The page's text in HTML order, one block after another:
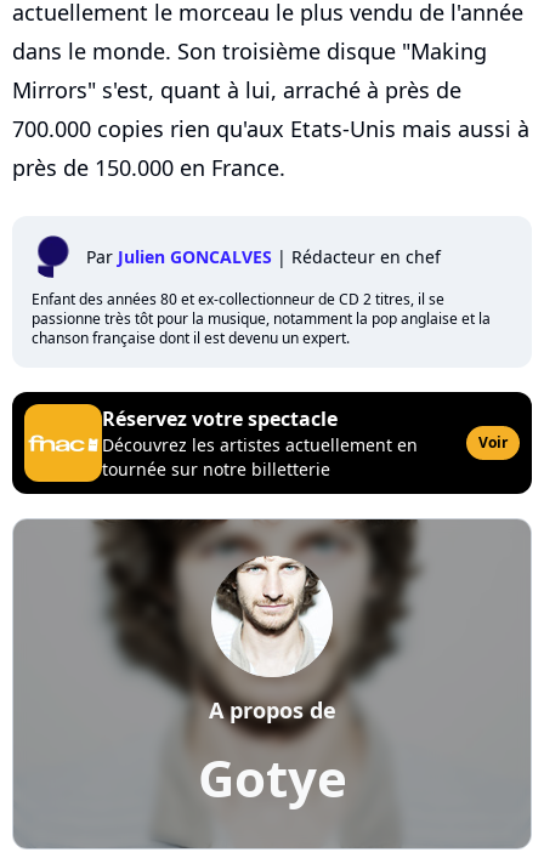
actuellement le morceau le plus vendu de l'année
dans le monde. Son troisième disque "Making
Mirrors" s'est, quant à lui, arraché à près de
700.000 copies rien qu'aux Etats-Unis mais aussi à
près de 150.000 en France.
Par Julien GONCALVES | Rédacteur en chef
Enfant des années 80 et ex-collectionneur de CD 2 titres, il se
passionne très tôt pour la musique, notamment la pop anglaise et la
chanson française dont il est devenu un expert.
Réservez votre spectacle
Découvrez les artistes actuellement en
tournée sur notre billetterie
Voir
Gotye
A propos de